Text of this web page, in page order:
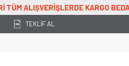
TEKLİF AL